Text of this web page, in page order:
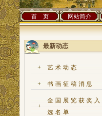
首 页 网站简介
最新动态
+ 艺术动态
+ 书画征稿消息
+
全国展览获奖入
选名单